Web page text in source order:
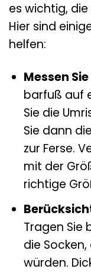
es wichtig,
Hier sind
helfen:
Messen
barfuß auf
Sie die
Sie dann
zur Ferse.
mit der
richtige
Tragen Sie
die
würden.